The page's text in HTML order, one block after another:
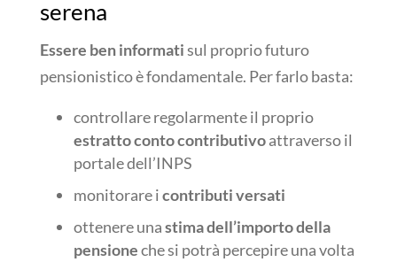
serena
Essere ben informatisul proprio futuro
pensionistico è fondamentale. Per farlo basta:
controllare regolarmente il proprio
estratto conto contributivoattraverso il
portale dell’INPS
monitorare icontributi versati
ottenere unastima dell’importo della
pensioneche si potrà percepire una volta